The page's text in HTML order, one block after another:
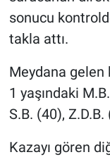
sonucu
takla attı.
Meydana
1 yaşındaki
S.B. (40),
Kazayı gören